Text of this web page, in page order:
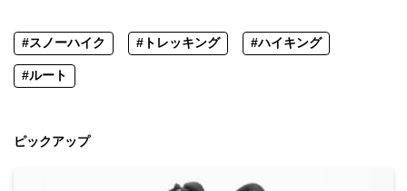
#スノーハイク #トレッキング #ハイキング
#ルート
ピックアップ